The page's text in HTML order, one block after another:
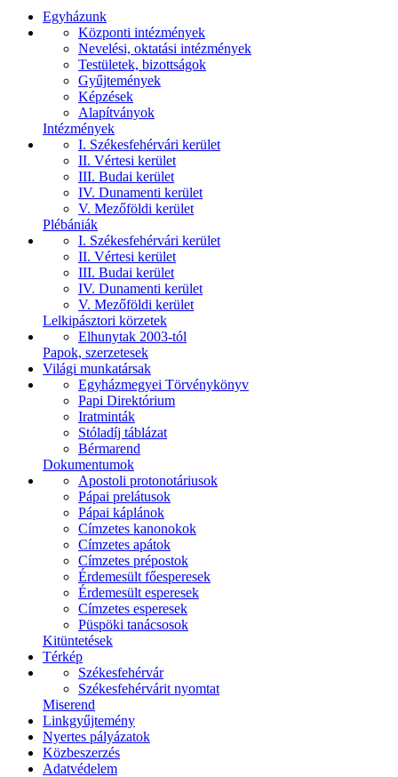
Egyházunk
Központi intézmények
Nevelési, oktatási intézmények
Testületek, bizottságok
Gyűjtemények
Képzések
Alapítványok
Intézmények
I. Székesfehérvári kerület
II. Vértesi kerület
III. Budai kerület
IV. Dunamenti kerület
V. Mezőföldi kerület
Plébániák
I. Székesfehérvári kerület
II. Vértesi kerület
III. Budai kerület
IV. Dunamenti kerület
V. Mezőföldi kerület
Lelkipásztori körzetek
Elhunytak 2003-tól
Papok, szerzetesek
Világi munkatársak
Egyházmegyei Törvénykönyv
Papi Direktórium
Iratminták
Stóladíj táblázat
Bérmarend
Dokumentumok
Apostoli protonotáriusok
Pápai prelátusok
Pápai káplánok
Címzetes kanonokok
Címzetes apátok
Címzetes prépostok
Érdemesült főesperesek
Érdemesült esperesek
Címzetes esperesek
Püspöki tanácsosok
Kitüntetések
Térkép
Székesfehérvár
Székesfehérvárit nyomtat
Miserend
Linkgyűjtemény
Nyertes pályázatok
Közbeszerzés
Adatvédelem